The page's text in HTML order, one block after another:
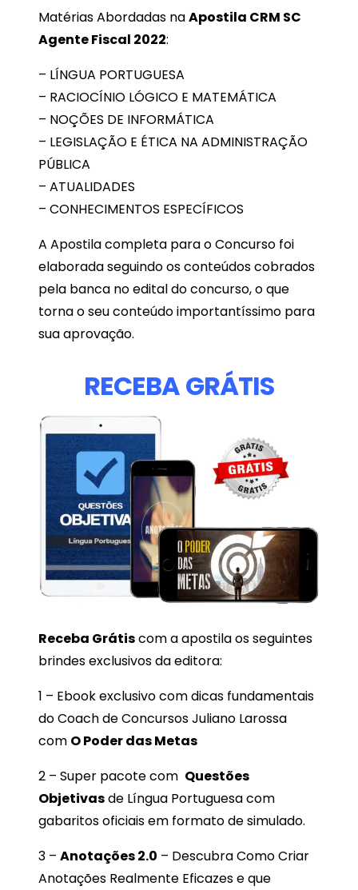
Matérias Abordadas naApostila CRM SC
Agente Fiscal 2022:
– LÍNGUA PORTUGUESA
– RACIOCÍNIO LÓGICO E MATEMÁTICA
– NOÇÕES DE INFORMÁTICA
– LEGISLAÇÃO E ÉTICA NA ADMINISTRAÇÃO
PÚBLICA
– ATUALIDADES
– CONHECIMENTOS ESPECÍFICOS
A Apostila completa para o Concurso foi
elaborada seguindo os conteúdos cobrados
pela banca no edital do concurso, o que
torna o seu conteúdo importantíssimo para
sua aprovação.
RECEBA GRÁTIS
Receba Grátiscom a apostila os seguintes
brindes exclusivos da editora:
1 – Ebook exclusivo com dicas fundamentais
do Coach de Concursos Juliano Larossa
com O Poder das Metas
2 – Super pacote com Questões
Objetivasde Língua Portuguesa com
gabaritos oficiais em formato de simulado.
3 – Anotações 2.0 – Descubra Como Criar
Anotações Realmente Eficazes e que